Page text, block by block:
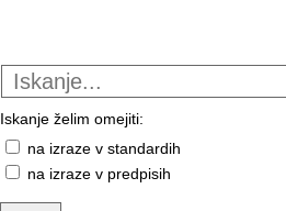
Iskanje želim omejiti:
na izraze v standardih
na izraze v predpisih